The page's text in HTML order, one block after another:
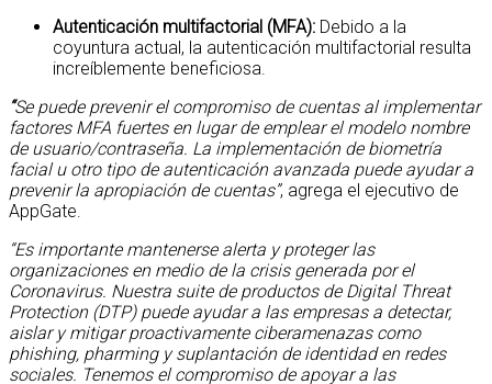
Autenticación multifactorial (MFA): Debido a la
coyuntura actual, la autenticación multifactorial resulta
increíblemente beneficiosa.
“Se puede prevenir el compromiso de cuentas al implementar
factores MFA fuertes en lugar de emplear el modelo nombre
de usuario/contraseña. La implementación de biometría
facial u otro tipo de autenticación avanzada puede ayudar a
prevenir la apropiación de cuentas”, agrega el ejecutivo de
AppGate.
“Es importante mantenerse alerta y proteger las
organizaciones en medio de la crisis generada por el
Coronavirus. Nuestra suite de productos de Digital Threat
Protection (DTP) puede ayudar a las empresas a detectar,
aislar y mitigar proactivamente ciberamenazas como
phishing, pharming y suplantación de identidad en redes
sociales. Tenemos el compromiso de apoyar a las